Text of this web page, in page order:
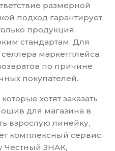
размерной
подход гарантирует,
продукция,
стандартам. Для
маркетплейса
по причине
покупателей.
хотят заказать
для магазина в
взрослую линейку,
комплексный сервис.
Честный ЗНАК,